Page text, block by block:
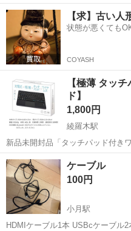
中！友達同士での応募OK！備品
社負担！生活支援物資事前対応可
♪《山口県山口市》 人気の工...
山口 山口市 大歳駅 そ
【求】古い人
状態が悪くても
COYASH
【極薄 タッ
ド】
1,800円
綾羅木駅
新品未開封品「タッチパッド付き
ッドで自由にお手元のスマホやタ
ク！充電式でなんと８０時間も連続
山口 下関市 綾羅木駅
ケーブル
100円
小月駅
HDMIケーブル1本 USBcケーブル2